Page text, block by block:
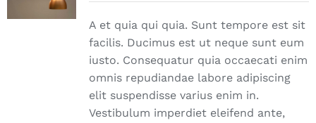
A et quia qui quia. Sunt tempore est sit
facilis. Ducimus est ut neque sunt eum
iusto. Consequatur quia occaecati enim
omnis repudiandae labore adipiscing
elit suspendisse varius enim in.
Vestibulum imperdiet eleifend ante,